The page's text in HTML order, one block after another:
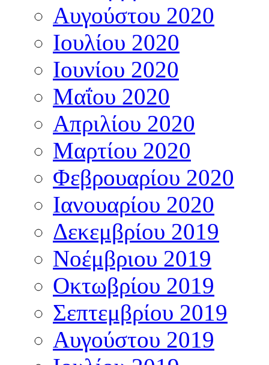
Αυγούστου 2020
Ιουλίου 2020
Ιουνίου 2020
Μαΐου 2020
Απριλίου 2020
Μαρτίου 2020
Φεβρουαρίου 2020
Ιανουαρίου 2020
Δεκεμβρίου 2019
Νοέμβριου 2019
Οκτωβρίου 2019
Σεπτεμβρίου 2019
Αυγούστου 2019